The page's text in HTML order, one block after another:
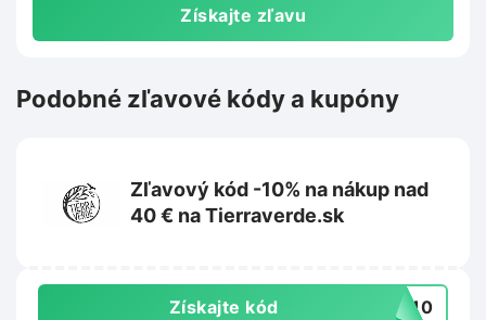
Získajte zľavu
Podobné zľavové kódy a kupóny
Zľavový kód -10% na nákup nad
40 € na Tierraverde.sk
Získajte kód IL10